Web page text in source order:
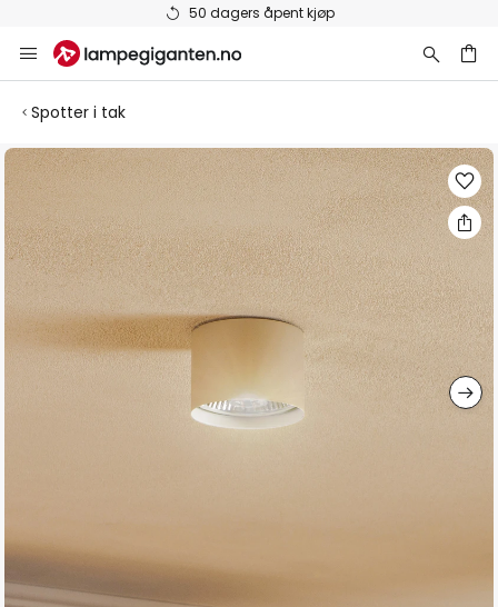
50 dagers åpent kjøp
Hopp
til
Spotter i tak
Gå
til
slutten
av
bildegalleri